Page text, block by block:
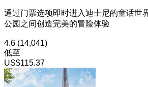
通过门票选项即时进入迪士尼的童话世
公园之间创造完美的冒险体验
4.6 (14,041)
低至
US$115.37